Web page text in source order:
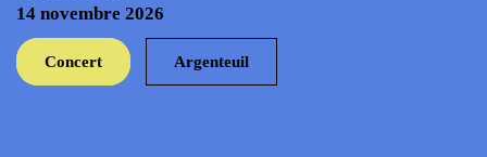
14 novembre 2026
Concert Argenteuil